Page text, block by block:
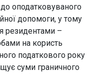
оподатковуваного
допомоги, у тому
резидентами –
на користь
податкового року
суми граничного